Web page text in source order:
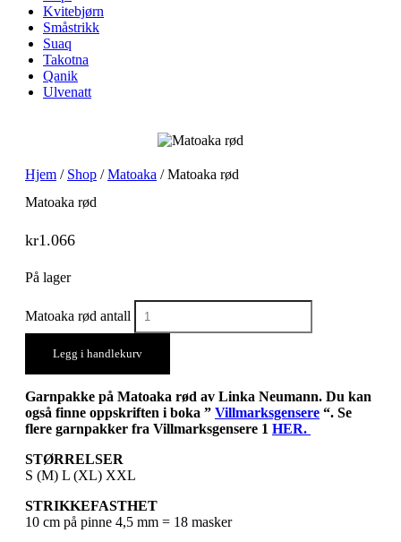
Kvitebjørn
Småstrikk
Suaq
Takotna
Qanik
Ulvenatt
Hjem / Shop /Matoaka / Matoaka rød
Matoaka rød
kr1.066
På lager
Matoaka rød antall
Legg i handlekurv
Garnpakke på Matoaka rød av Linka Neumann. Du kan
også finne oppskriften i boka ” Villmarksgensere “. Se
flere garnpakker fra Villmarksgensere 1 HER.
STØRRELSER
S (M) L (XL) XXL
STRIKKEFASTHET
10 cm på pinne 4,5 mm = 18 masker